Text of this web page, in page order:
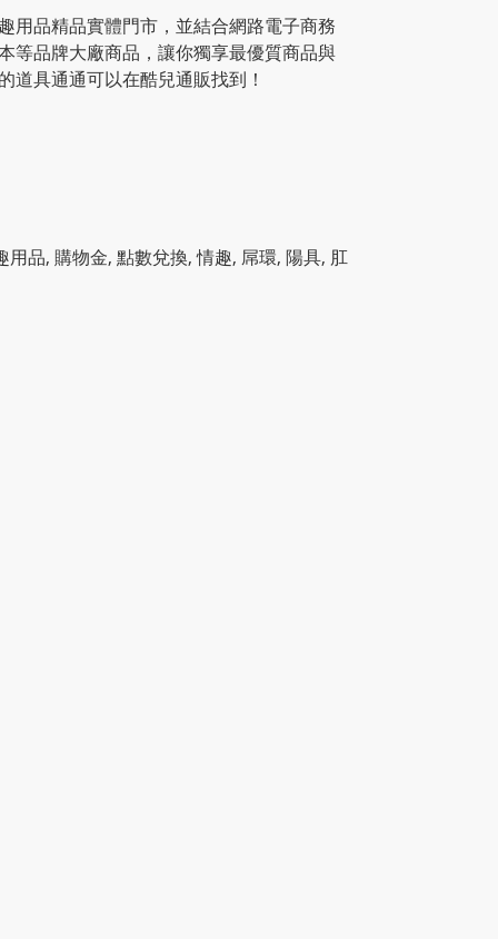
用品精品實體門市，並結合網路電子商務
等品牌大廠商品，讓你獨享最優質商品與
道具通通可以在酷兒通販找到！